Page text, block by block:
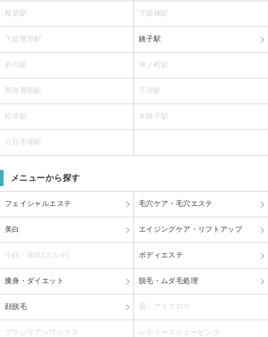
椎柴駅 下総橘駅
下総豊里駅 銚子駅
外川駅 仲ノ町駅
西海鹿島駅 干潟駅
松岸駅 本銚子駅
八日市場駅
メニューから探す
フェイシャルエステ 毛穴ケア・毛穴エステ
美白 エイジングケア・リフトアップ
小顔・骨気(コルギ) ボディエステ
痩身・ダイエット 脱毛・ムダ毛処理
顔脱毛 眉・アイブロウ
ブラジリアンワックス レディースシェービング